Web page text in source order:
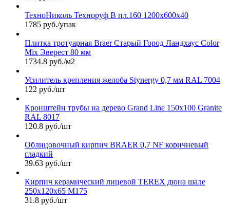
ТехноНиколь Техноруф В пл.160 1200х600х40
1785 руб./упак
Плитка тротуарная Braer Старый Город Ландхаус Color
Mix Эверест 80 мм
1734.8 руб./м2
Усилитель крепления желоба Stynergy 0,7 мм RAL 7004
122 руб./шт
Кронштейн трубы на дерево Grand Line 150х100 Granite
RAL 8017
120.8 руб./шт
Облицовочный кирпич BRAER 0,7 NF коричневый
гладкий
39.63 руб./шт
Кирпич керамический лицевой TEREX дюна шале
250х120х65 М175
31.8 руб./шт